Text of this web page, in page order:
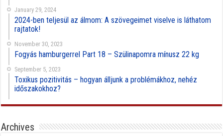
January 29, 2024
2024-ben teljesül az álmom: A szövegeimet viselve is láthatom
rajtatok!
November 30, 2023
Fogyás hamburgerrel Part 18 – Szülinapomra mínusz 22 kg
September 5, 2023
Toxikus pozitivitás – hogyan álljunk a problémákhoz, nehéz
időszakokhoz?
Archives